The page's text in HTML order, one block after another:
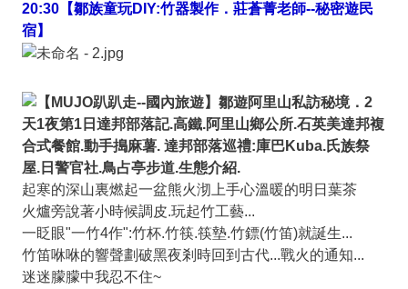
20:30【鄒族童玩DIY:竹器製作．莊蒼菁老師--秘密遊民
宿】
起寒的深山裏燃起一盆熊火沏上手心溫暖的明日葉茶
火爐旁說著小時候調皮.玩起竹工藝...
一眨眼"一竹4作":竹杯.竹筷.筷墊.竹鏢(竹笛)就誕生...
竹笛咻咻的響聲劃破黑夜剎時回到古代...戰火的通知...
迷迷朦朦中我忍不住~